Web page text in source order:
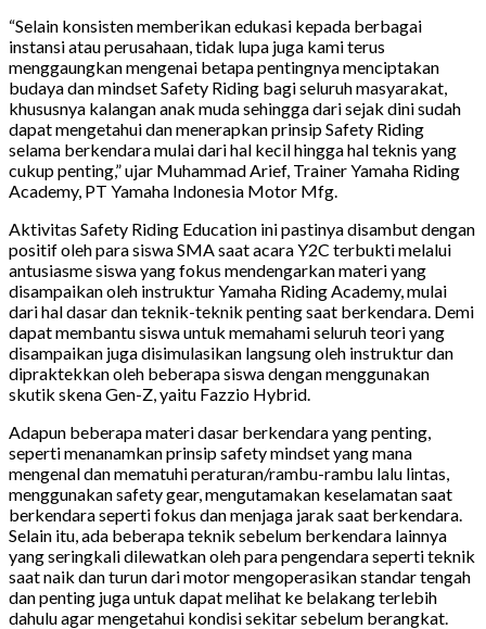
“Selain konsisten memberikan edukasi kepada berbagai
instansi atau perusahaan, tidak lupa juga kami terus
menggaungkan mengenai betapa pentingnya menciptakan
budaya dan mindset Safety Riding bagi seluruh masyarakat,
khususnya kalangan anak muda sehingga dari sejak dini sudah
dapat mengetahui dan menerapkan prinsip Safety Riding
selama berkendara mulai dari hal kecil hingga hal teknis yang
cukup penting,” ujar Muhammad Arief, Trainer Yamaha Riding
Academy, PT Yamaha Indonesia Motor Mfg.
Aktivitas Safety Riding Education ini pastinya disambut dengan
positif oleh para siswa SMA saat acara Y2C terbukti melalui
antusiasme siswa yang fokus mendengarkan materi yang
disampaikan oleh instruktur Yamaha Riding Academy, mulai
dari hal dasar dan teknik-teknik penting saat berkendara. Demi
dapat membantu siswa untuk memahami seluruh teori yang
disampaikan juga disimulasikan langsung oleh instruktur dan
dipraktekkan oleh beberapa siswa dengan menggunakan
skutik skena Gen-Z, yaitu Fazzio Hybrid.
Adapun beberapa materi dasar berkendara yang penting,
seperti menanamkan prinsip safety mindset yang mana
mengenal dan mematuhi peraturan/rambu-rambu lalu lintas,
menggunakan safety gear, mengutamakan keselamatan saat
berkendara seperti fokus dan menjaga jarak saat berkendara.
Selain itu, ada beberapa teknik sebelum berkendara lainnya
yang seringkali dilewatkan oleh para pengendara seperti teknik
saat naik dan turun dari motor mengoperasikan standar tengah
dan penting juga untuk dapat melihat ke belakang terlebih
dahulu agar mengetahui kondisi sekitar sebelum berangkat.